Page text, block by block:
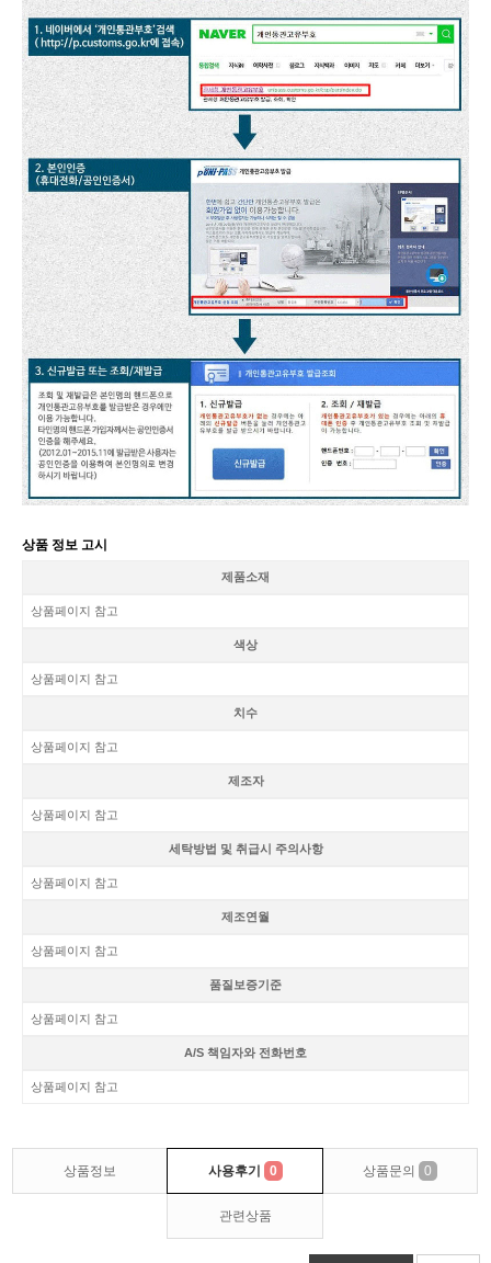
상품 정보 고시
제품소재
상품페이지 참고
색상
상품페이지 참고
치수
상품페이지 참고
제조자
상품페이지 참고
세탁방법 및 취급시 주의사항
상품페이지 참고
제조연월
상품페이지 참고
품질보증기준
상품페이지 참고
A/S 책임자와 전화번호
상품페이지 참고
상품정보 사용후기 0 상품문의 0
관련상품